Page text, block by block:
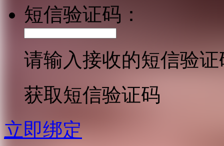
短信验证码：
请输入接收的短信验证
获取短信验证码
立即绑定